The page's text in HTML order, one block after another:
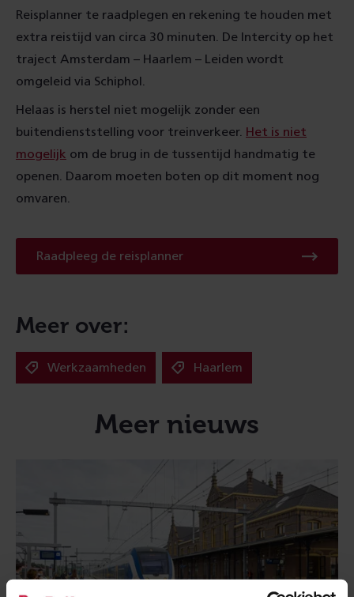
Reisplanner te raadplegen en rekening te houden met
extra reistijd van circa 30 minuten. De Intercity op het
traject Amsterdam – Haarlem – Leiden wordt
omgeleid via Schiphol.
Helaas is herstel niet mogelijk zonder een
buitendienststelling voor treinverkeer. Het is niet
mogelijk om de brug in de tussentijd handmatig te
openen. Daarom moeten boten op dit moment nog
omvaren.
Raadpleeg de reisplannerRaadpleeg
Meer over:
Werkzaamheden Haarlem
Meer nieuws